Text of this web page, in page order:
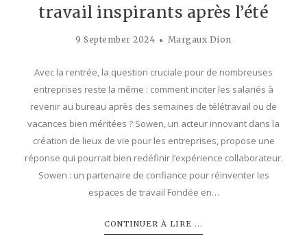
travail inspirants après l’été
9 September 2024 Margaux Dion
Avec la rentrée, la question cruciale pour de nombreuses
entreprises reste la même : comment inciter les salariés à
revenir au bureau après des semaines de télétravail ou de
vacances bien méritées ? Sowen, un acteur innovant dans la
création de lieux de vie pour les entreprises, propose une
réponse qui pourrait bien redéfinir l’expérience collaborateur.
Sowen : un partenaire de confiance pour réinventer les
espaces de travail Fondée en…
CONTINUER À LIRE ...